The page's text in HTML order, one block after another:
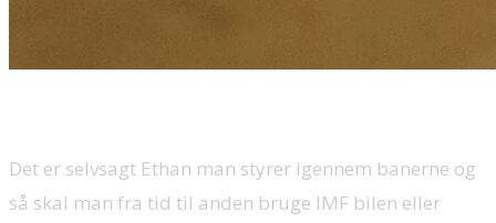
Det er selvsagt Ethan man styrer igennem banerne og
så skal man fra tid til anden bruge IMF bilen eller